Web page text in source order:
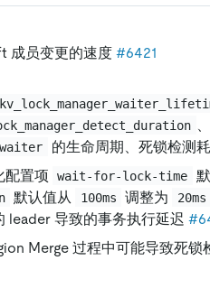
成员变更的速度 #6421
waiter 的生命周期、死锁检测耗
配置项
wait-for-lock-time
默认值从 100ms 调整为 20ms
leader 导致的事务执行延迟
Merge 过程中可能导致死